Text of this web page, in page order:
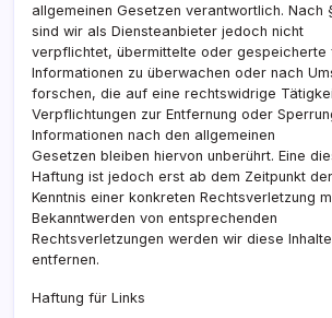
allgemeinen Gesetzen verantwortlich. Nach
sind wir als Diensteanbieter jedoch nicht
verpflichtet, übermittelte oder gespeicherte
Informationen zu überwachen oder nach
forschen, die auf eine rechtswidrige
Verpflichtungen zur Entfernung oder
Informationen nach den allgemeinen
Gesetzen bleiben hiervon unberührt. Eine
Haftung ist jedoch erst ab dem Zeitpunkt der
Kenntnis einer konkreten Rechtsverletzung
Bekanntwerden von entsprechenden
Rechtsverletzungen werden wir diese
entfernen.
Haftung für Links